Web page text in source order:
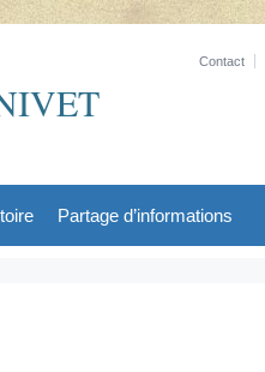
Contact
Partage d’informations